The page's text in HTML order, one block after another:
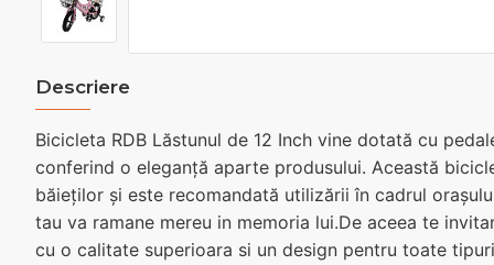
Descriere
Bicicleta RDB Lăstunul de 12 Inch vine dotată cu
conferind o eleganță aparte produsului. Această
băieților și este recomandată utilizării în cadrul
tau va ramane mereu in memoria lui.De aceea te
cu o calitate superioara si un design pentru toate